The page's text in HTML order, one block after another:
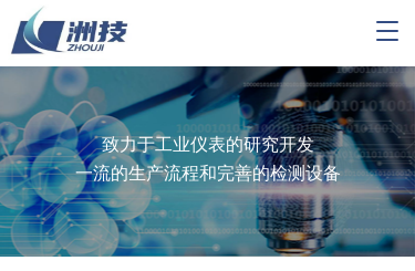
T
g
g
l
e
n
a
v
i
g
致力于工业仪表的研究开发
一流的生产流程和完善的检测设备